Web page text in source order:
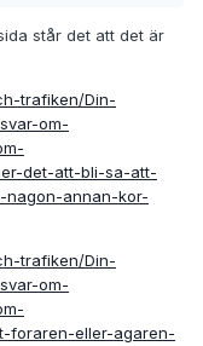
står det att det är
trafiken/Din-
om-
det-att-bli-sa-att-
nagon-annan-kor-
trafiken/Din-
om-
foraren-eller-agaren-